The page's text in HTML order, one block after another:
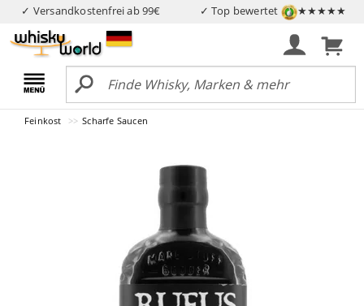
✓ Versandkostenfrei ab 99€ ✓ Top bewertet ★★★★★
Feinkost Scharfe Saucen